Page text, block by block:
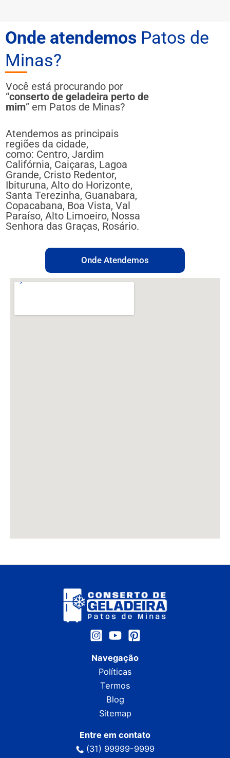
Onde atendemos Patos de
Minas?
Você está procurando por
“conserto de geladeira perto de
mim” em Patos de Minas?
Atendemos as principais
regiões da cidade,
como: Centro, Jardim
Califórnia, Caiçaras, Lagoa
Grande, Cristo Redentor,
Ibituruna, Alto do Horizonte,
Santa Terezinha, Guanabara,
Copacabana, Boa Vista, Val
Paraíso, Alto Limoeiro, Nossa
Senhora das Graças, Rosário.
Onde Atendemos
Navegação
Políticas
Termos
Blog
Sitemap
Entre em contato
(31) 99999-9999